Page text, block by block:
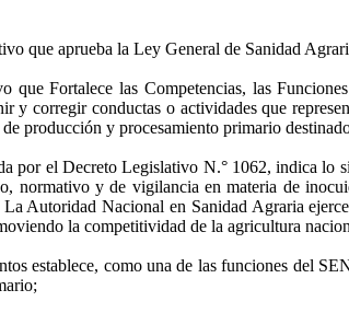
que aprueba la Ley General de Sanidad
Fortalece las Competencias, las
y corregir conductas o actividades que
producción y procesamiento primario
por el Decreto Legislativo N.° 1062, indica
normativo y de vigilancia en materia de
Autoridad Nacional en Sanidad Agraria
la competitividad de la agricultura
establece, como una de las funciones del